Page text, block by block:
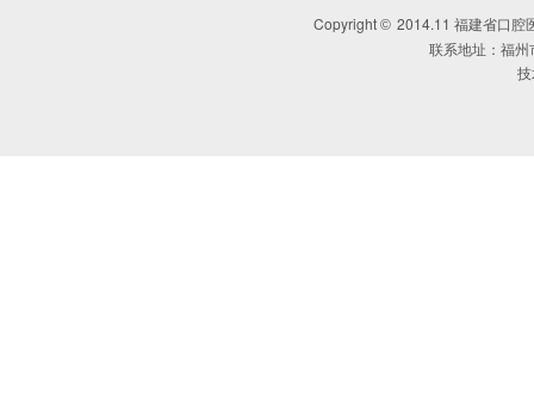
Copyright © 2014.11 福建省口腔
联系地址：福